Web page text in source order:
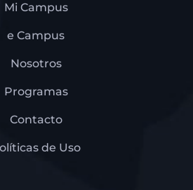
Mi Campus
e Campus
Nosotros
Programas
Contacto
de Uso